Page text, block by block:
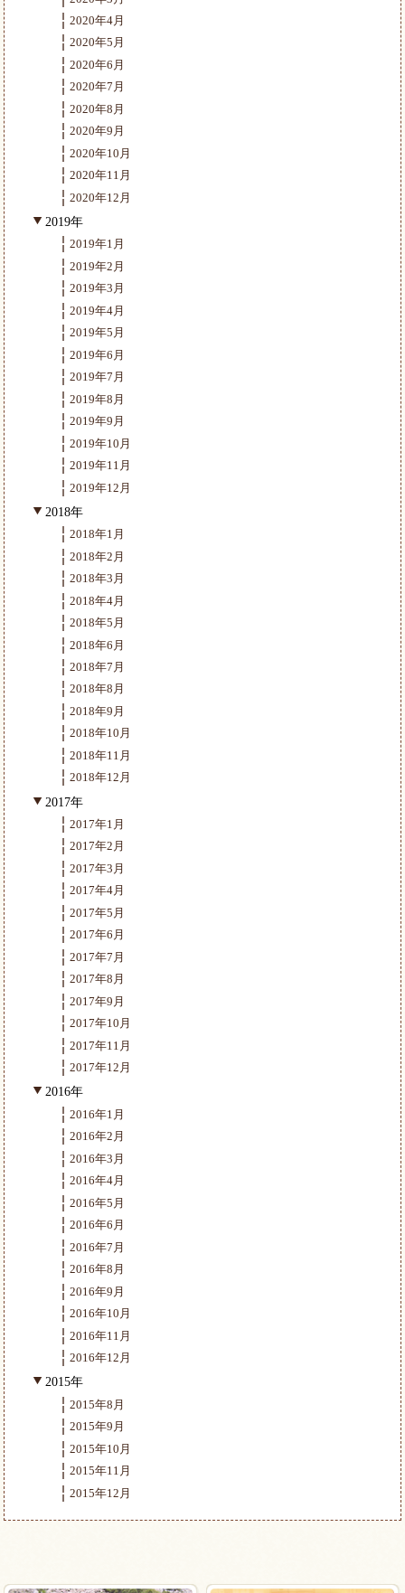
2020年4月
2020年5月
2020年6月
2020年7月
2020年8月
2020年9月
2020年10月
2020年11月
2020年12月
2019年
2019年1月
2019年2月
2019年3月
2019年4月
2019年5月
2019年6月
2019年7月
2019年8月
2019年9月
2019年10月
2019年11月
2019年12月
2018年
2018年1月
2018年2月
2018年3月
2018年4月
2018年5月
2018年6月
2018年7月
2018年8月
2018年9月
2018年10月
2018年11月
2018年12月
2017年
2017年1月
2017年2月
2017年3月
2017年4月
2017年5月
2017年6月
2017年7月
2017年8月
2017年9月
2017年10月
2017年11月
2017年12月
2016年
2016年1月
2016年2月
2016年3月
2016年4月
2016年5月
2016年6月
2016年7月
2016年8月
2016年9月
2016年10月
2016年11月
2016年12月
2015年
2015年8月
2015年9月
2015年10月
2015年11月
2015年12月